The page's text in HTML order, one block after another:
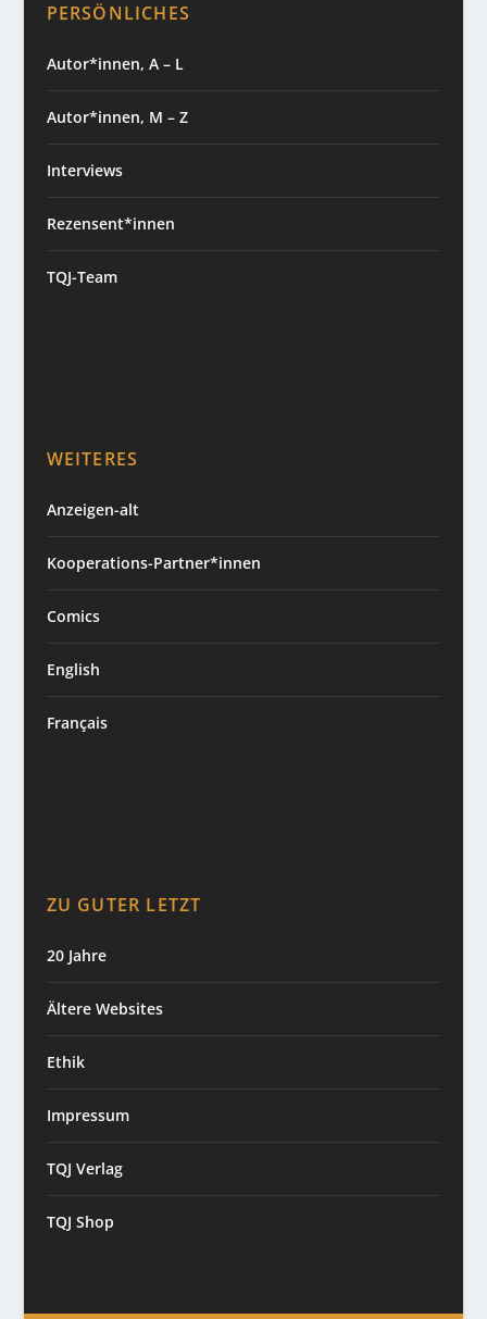
PERSÖNLICHES
Autor*innen, A – L
Autor*innen, M – Z
Interviews
Rezensent*innen
TQJ-Team
WEITERES
Anzeigen-alt
Kooperations-Partner*innen
Comics
English
Français
ZU GUTER LETZT
20 Jahre
Ältere Websites
Ethik
Impressum
TQJ Verlag
TQJ Shop